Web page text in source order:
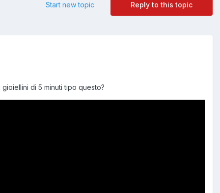
Reply to this topic
Start new topic
di 5 minuti tipo questo?